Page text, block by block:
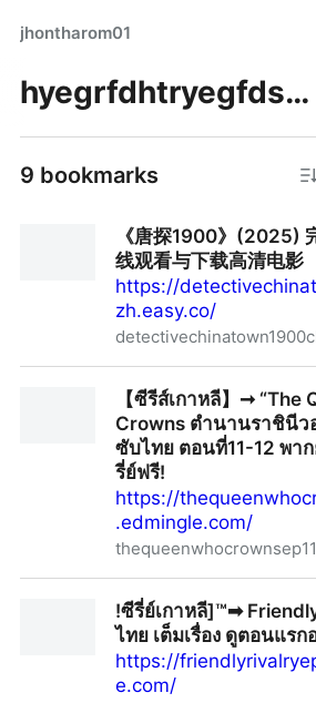
jhontharom01
hyegrfdhtryegfdsfds
9 bookmarks
《唐探1900》(2025)
线观看与下载高清电影
https://
zh.easy.co/
【ซีรีส์เกาหลี】➞ “The
Crowns ตำนานราชินีวอ
ซับไทย ตอนที่11-12 พาก
รี่ย์ฟรี!
https://
.edmingle.com/
ราชินีวอนกยอง” EP.11-12 ซับไทย
เต็มเรื่อง ดู~ซีรี่ย์ฟรี!
!ซีรี่ย์เกาหลี]™➡︎
ไทย เต็มเรื่อง ดูตอนแร
https://
e.com/